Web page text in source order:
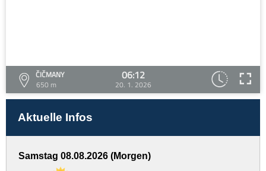
ČIČMANY
650 m
06:12
20. 1. 2026
Aktuelle Infos
Samstag 08.08.2026 (Morgen)